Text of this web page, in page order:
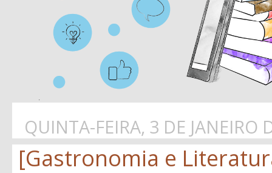
QUINTA-FEIRA, 3 DE JANEIRO
[Gastronomia e